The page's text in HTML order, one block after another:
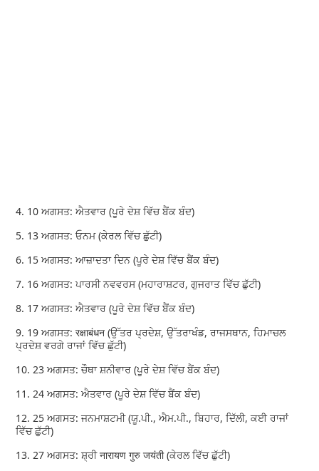
4. 10 ਅਗਸਤ: ਐਤਵਾਰ (ਪੂਰੇ ਦੇਸ਼ ਵਿੱਚ ਬੈਂਕ ਬੰਦ)
5. 13 ਅਗਸਤ: ਓਨਮ (ਕੇਰਲ ਵਿੱਚ ਛੁੱਟੀ)
6. 15 ਅਗਸਤ: ਆਜ਼ਾਦਤਾ ਦਿਨ (ਪੂਰੇ ਦੇਸ਼ ਵਿੱਚ ਬੈਂਕ ਬੰਦ)
7. 16 ਅਗਸਤ: ਪਾਰਸੀ ਨਵਵਰਸ (ਮਹਾਰਾਸ਼ਟਰ, ਗੁਜਰਾਤ ਵਿੱਚ ਛੁੱਟੀ)
8. 17 ਅਗਸਤ: ਐਤਵਾਰ (ਪੂਰੇ ਦੇਸ਼ ਵਿੱਚ ਬੈਂਕ ਬੰਦ)
9. 19 ਅਗਸਤ: रक्षाबंधन (ਉੱਤਰ ਪ੍ਰਦੇਸ਼, ਉੱਤਰਾਖੰਡ, ਰਾਜਸਥਾਨ, ਹਿਮਾਚਲ
ਪ੍ਰਦੇਸ਼ ਵਰਗੇ ਰਾਜਾਂ ਵਿੱਚ ਛੁੱਟੀ)
10. 23 ਅਗਸਤ: ਚੌਥਾ ਸ਼ਨੀਵਾਰ (ਪੂਰੇ ਦੇਸ਼ ਵਿੱਚ ਬੈਂਕ ਬੰਦ)
11. 24 ਅਗਸਤ: ਐਤਵਾਰ (ਪੂਰੇ ਦੇਸ਼ ਵਿੱਚ ਬੈਂਕ ਬੰਦ)
12. 25 ਅਗਸਤ: ਜਨਮਾਸ਼ਟਮੀ (ਯੂ.ਪੀ., ਐਮ.ਪੀ., ਬਿਹਾਰ, ਦਿੱਲੀ, ਕਈ ਰਾਜਾਂ
ਵਿੱਚ ਛੁੱਟੀ)
13. 27 ਅਗਸਤ: ਸ਼੍ਰੀ नारायण गुरु जयंती (ਕੇਰਲ ਵਿੱਚ ਛੁੱਟੀ)